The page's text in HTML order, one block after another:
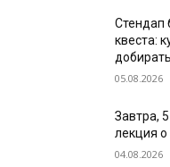
Стендап
квеста:
05.08.2026
Завтра,
лекция
04.08.2026